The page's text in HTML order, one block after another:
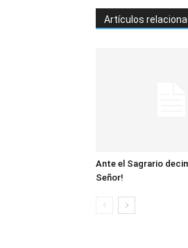
Artículos
Ante el Sagrario
Señor!